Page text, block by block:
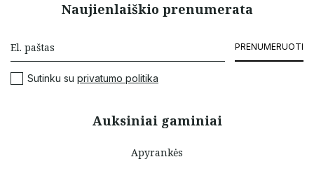
Auksiniai gaminiai
Apyrankės
Naujienlaiškio prenumerata
PRENUMERUOTI
Sutinku su privatumo politika